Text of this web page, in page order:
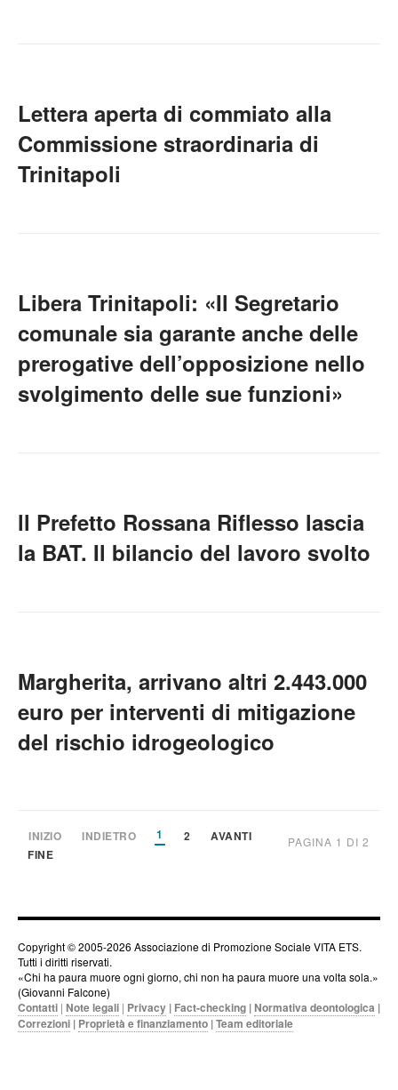
Lettera aperta di commiato alla
Commissione straordinaria di
Trinitapoli
Libera Trinitapoli: «Il Segretario
comunale sia garante anche delle
prerogative dell’opposizione nello
svolgimento delle sue funzioni»
ll Prefetto Rossana Riflesso lascia
la BAT. Il bilancio del lavoro svolto
Margherita, arrivano altri 2.443.000
euro per interventi di mitigazione
del rischio idrogeologico
PAGINA 1 DI 2
INIZIO INDIETRO 1 2
AVANTI
FINE
Copyright © 2005-2026 Associazione di Promozione Sociale VITA ETS.
Tutti i diritti riservati.
«Chi ha paura muore ogni giorno, chi non ha paura muore una volta sola.»
(Giovanni Falcone)
Contatti | Note legali | Privacy | Fact-checking | Normativa deontologica |
Correzioni | Proprietà e finanziamento |Team editoriale